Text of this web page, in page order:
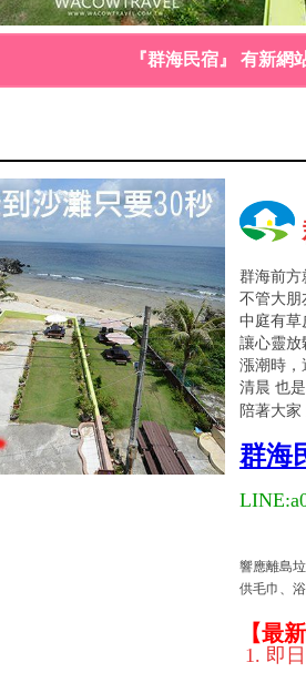
『群海民宿』 有新網
群海前方
不管大朋
中庭有草
讓心靈放
漲潮時，
清晨 也
陪著大
群海
LINE:
響應離島
供毛巾、
【最
1. 即